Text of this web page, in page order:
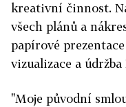
kreativní činnost.
všech plánů a
papírové
vizualizace a
"Moje původní